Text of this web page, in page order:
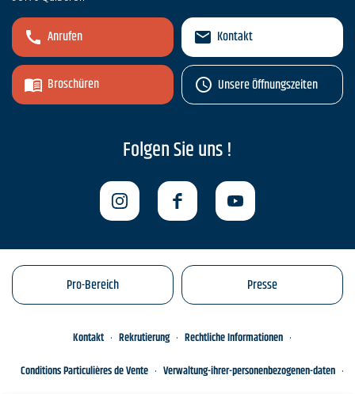
Anrufen
Broschüren
Kontakt
Unsere Öffnungszeiten
Folgen Sie uns !
Pro-Bereich Presse
Kontakt Rekrutierung
Rechtliche Informationen
Conditions Particulières de Vente
Verwaltung-ihrer-personenbezogenen-daten